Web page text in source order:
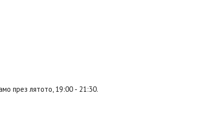
през лятото, 19:00 - 21:30.